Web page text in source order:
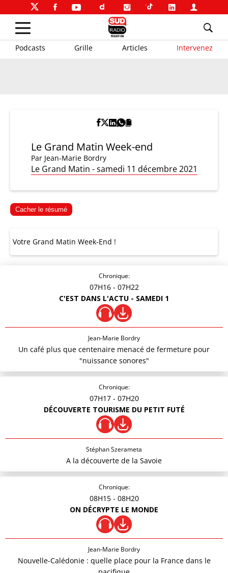
Podcasts Grille Articles Intervenez
Le Grand Matin Week-end
Par Jean-Marie Bordry
Le Grand Matin - samedi 11 décembre 2021
Cacher le résumé
Votre Grand Matin Week-End !
Chronique:
07H16 - 07H22
C'EST DANS L'ACTU - SAMEDI 1
Jean-Marie Bordry
Un café plus que centenaire menacé de fermeture pour
"nuissance sonores"
Chronique:
07H17 - 07H20
DÉCOUVERTE TOURISME DU PETIT FUTÉ
Stéphan Szerameta
A la découverte de la Savoie
Chronique:
08H15 - 08H20
ON DÉCRYPTE LE MONDE
Jean-Marie Bordry
Nouvelle-Calédonie : quelle place pour la France dans le